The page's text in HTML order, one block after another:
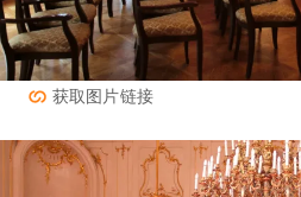
获取图片链接